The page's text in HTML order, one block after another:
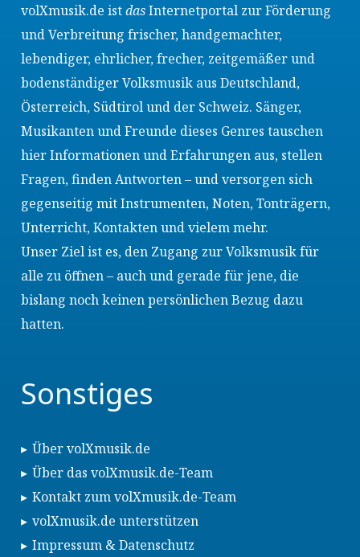
volXmusik.de istdasInternetportal zur Förderung
und Verbreitung frischer, handgemachter,
lebendiger, ehrlicher, frecher, zeitgemäßer und
bodenständiger Volksmusik aus Deutschland,
Österreich, Südtirol und der Schweiz. Sänger,
Musikanten und Freunde dieses Genres tauschen
hier Informationen und Erfahrungen aus, stellen
Fragen, finden Antworten – und versorgen sich
gegenseitig mit Instrumenten, Noten, Tonträgern,
Unterricht, Kontakten und vielem mehr.
Unser Ziel ist es, den Zugang zur Volksmusik für
alle zu öffnen – auch und gerade für jene, die
bislang noch keinen persönlichen Bezug dazu
hatten.
Sonstiges
Über volXmusik.de
Über das volXmusik.de-Team
Kontakt zum volXmusik.de-Team
volXmusik.de unterstützen
Impressum & Datenschutz